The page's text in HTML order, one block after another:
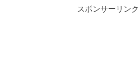
スポンサーリンク